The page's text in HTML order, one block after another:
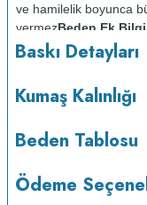
ve hamilelik boyunca
vermezBeden Ek
ölçüsüdür. Arka taraf
Baskılarda
maksimum 30 o C de ve
Baskı Detayları
Kumaş Kalınlığı
Beden Tablosu
Ödeme